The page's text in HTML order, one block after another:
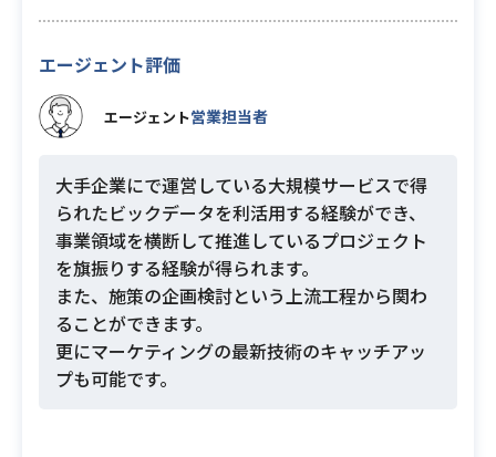
エージェント評価
エージェント営業担当者
大手企業にで運営している大規模サービスで得
られたビックデータを利活用する経験ができ、
事業領域を横断して推進しているプロジェクト
を旗振りする経験が得られます。
また、施策の企画検討という上流工程から関わ
ることができます。
更にマーケティングの最新技術のキャッチアッ
プも可能です。